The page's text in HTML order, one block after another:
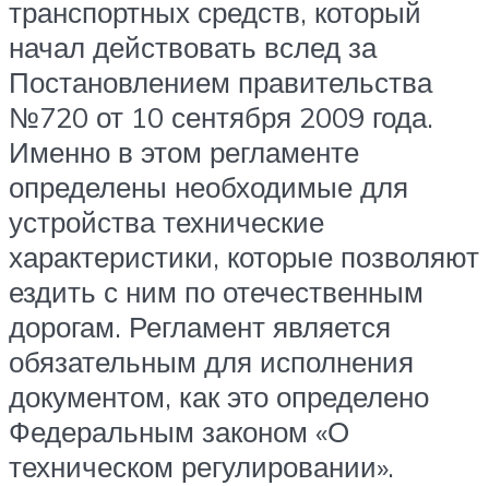
транспортных средств, который
начал действовать вслед за
Постановлением правительства
№720 от 10 сентября 2009 года.
Именно в этом регламенте
определены необходимые для
устройства технические
характеристики, которые позволяют
ездить с ним по отечественным
дорогам. Регламент является
обязательным для исполнения
документом, как это определено
Федеральным законом «О
техническом регулировании».